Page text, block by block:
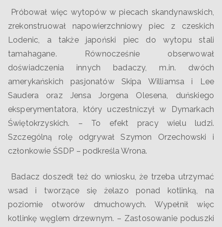
Próbował więc wytopów w piecach skandynawskich,
zrekonstruował napowierzchniowy piec z czeskich
Lodenic, a także japoński piec do wytopu stali
tamahagane. Równocześnie obserwował
doświadczenia innych badaczy, m.in. dwóch
amerykańskich pasjonatów Skipa Williamsa i Lee
Saudera oraz Jensa Jorgena Olesena, duńskiego
eksperymentatora, który uczestniczył w Dymarkach
Świętokrzyskich. – To efekt pracy wielu ludzi.
Szczególną rolę odgrywał Szymon Orzechowski i
członkowie ŚSDP – podkreśla Wrona.
Badacz doszedł też do wniosku, że trzeba utrzymać
wsad i tworzące się żelazo ponad kotlinką, na
poziomie otworów dmuchowych. Wypełnił więc
kotlinkę węglem drzewnym. – Zastosowanie poduszki